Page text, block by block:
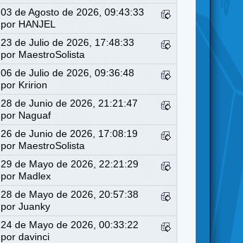
03 de Agosto de 2026, 09:43:33
por HANJEL
23 de Julio de 2026, 17:48:33
por MaestroSolista
06 de Julio de 2026, 09:36:48
por Kririon
28 de Junio de 2026, 21:21:47
por Naguaf
26 de Junio de 2026, 17:08:19
por MaestroSolista
29 de Mayo de 2026, 22:21:29
por Madlex
28 de Mayo de 2026, 20:57:38
porJuanky
24 de Mayo de 2026, 00:33:22
pordavinci